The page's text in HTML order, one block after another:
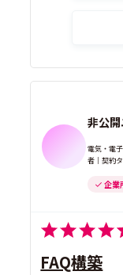
非公
電気・電
者｜契約
企業
FAQ構築